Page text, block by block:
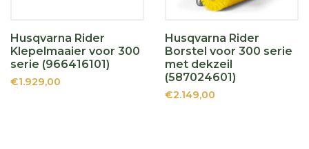
Husqvarna Rider
Klepelmaaier voor 300
serie (966416101)
€1.929,00
Husqvarna Rider
Borstel voor 300 serie
met dekzeil
(587024601)
€2.149,00